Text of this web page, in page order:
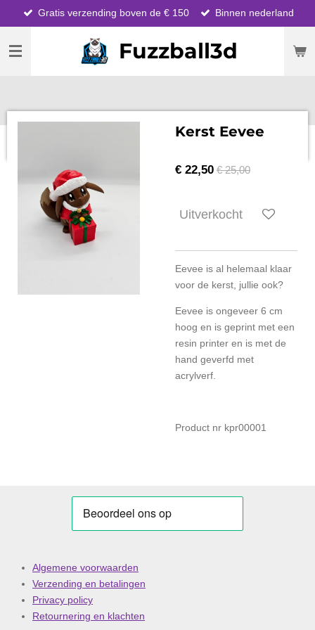
direct
naar
hoofdinhoud
Fuzzball3d
Gratis verzending boven de € 150 Binnen nederland
Kerst Eevee
€ 22,50 € 25,00
Uitverkocht
Eevee is al helemaal klaar
voor de kerst, jullie ook?
Eevee is ongeveer 6 cm
hoog en is geprint met een
resin printer en is met de
hand geverfd met
acrylverf.
Product nr kpr00001
Algemene voorwaarden
Verzending en betalingen
Privacy policy
Retournering en klachten